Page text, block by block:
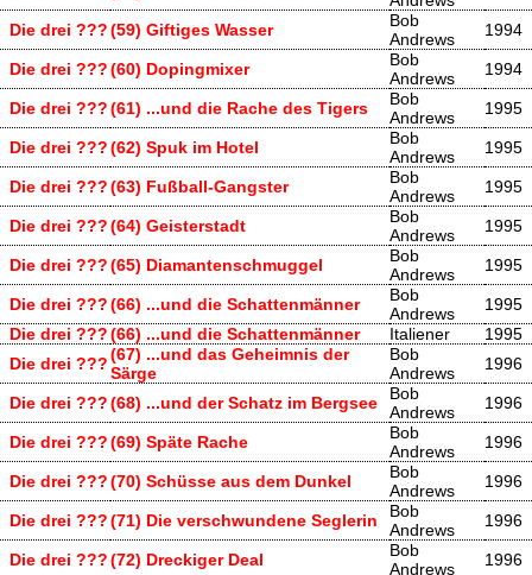
Die drei ???(59) Giftiges Wasser
Bob
Andrews
1994
Die drei ???(60) Dopingmixer
Bob
Andrews
1994
Die drei ???(61) ...und die Rache des Tigers
Bob
Andrews
1995
Die drei ???(62) Spuk im Hotel
Bob
Andrews
1995
Die drei ???(63) Fußball-Gangster
Bob
Andrews
1995
Die drei ???(64) Geisterstadt
Bob
Andrews
1995
Die drei ???(65) Diamantenschmuggel
Bob
Andrews
1995
Die drei ???(66) ...und die Schattenmänner
Bob
Andrews
1995
Die drei ???(66) ...und die Schattenmänner Italiener
1995
Die drei ???(67) ...und das Geheimnis der
Särge
Bob
Andrews
1996
Die drei ???(68) ...und der Schatz im Bergsee
Bob
Andrews
1996
Die drei ???(69) Späte Rache
Bob
Andrews
1996
Die drei ???(70) Schüsse aus dem Dunkel
Bob
Andrews
1996
Die drei ???(71) Die verschwundene Seglerin
Bob
Andrews
1996
Die drei ???(72) Dreckiger Deal
Bob
Andrews
1996